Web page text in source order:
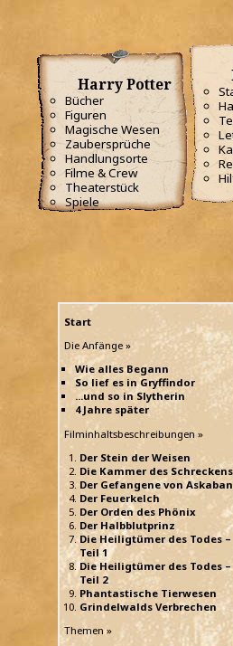
Harry Potter
Bücher
Figuren
Magische Wesen
Zaubersprüche
Handlungsorte
Filme & Crew
Theaterstück
Spiele
Start
Die Anfänge »
Wie alles Begann
So lief es in Gryffindor
...und so in Slytherin
4 Jahre später
Filminhaltsbeschreibungen »
Der Stein der Weisen
Die Kammer des Schreckens
Der Gefangene von Askaban
Der Feuerkelch
Der Orden des Phönix
Der Halbblutprinz
Die Heiligtümer des Todes –
Teil 1
Die Heiligtümer des Todes –
Teil 2
Phantastische Tierwesen
Grindelwalds Verbrechen
Themen »